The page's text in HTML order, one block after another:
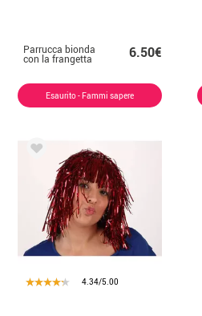
Parrucca bionda
con la frangetta 6.50€
Esaurito - Fammi sapere
4.34/5.00